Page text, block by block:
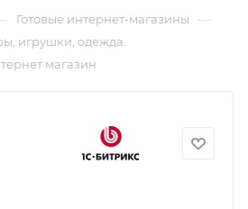
Готовые интернет-магазины —
игрушки, одежда.
магазин